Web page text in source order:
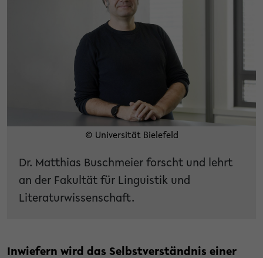
© Universität Bielefeld
Dr. Matthias Buschmeier forscht und lehrt
an der Fakultät für Linguistik und
Literaturwissenschaft.
Inwiefern wird das Selbstverständnis einer